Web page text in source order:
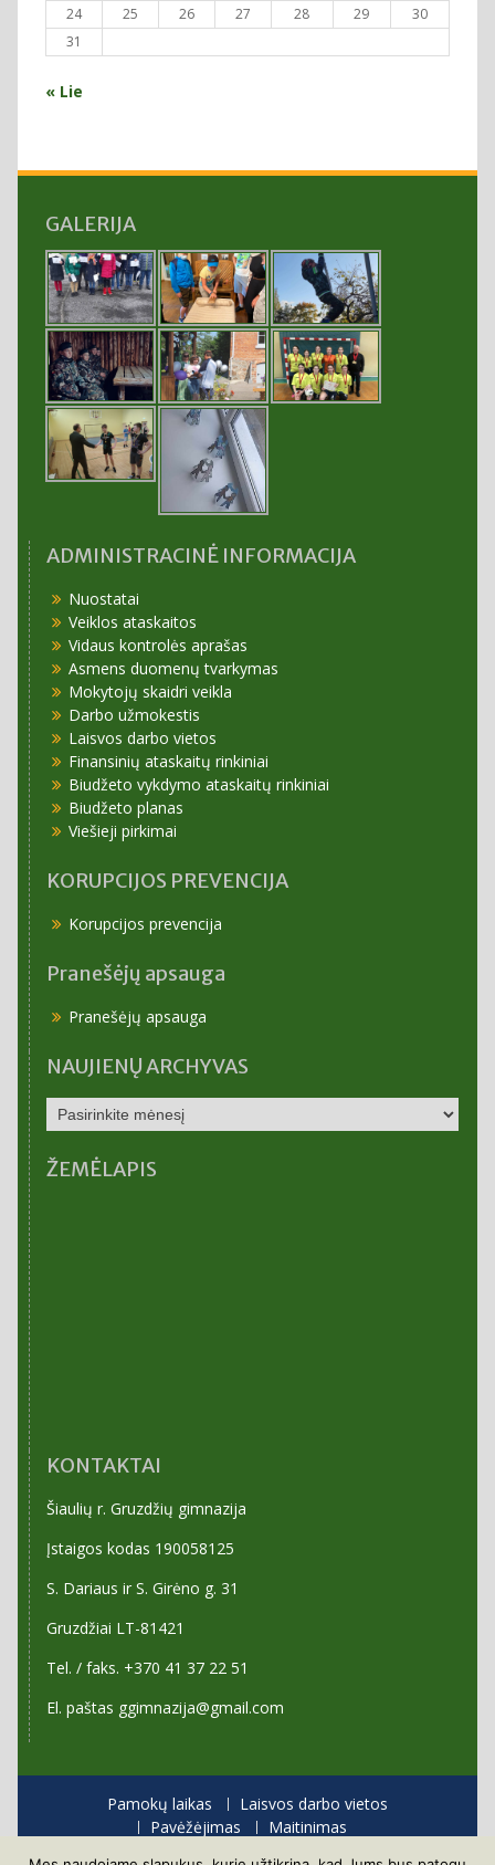
24
25 26 27 28 29
30
31
« Lie
GALERIJA
ADMINISTRACINĖ INFORMACIJA
Nuostatai
Veiklos ataskaitos
Vidaus kontrolės aprašas
Asmens duomenų tvarkymas
Mokytojų skaidri veikla
Darbo užmokestis
Laisvos darbo vietos
Finansinių ataskaitų rinkiniai
Biudžeto vykdymo ataskaitų rinkiniai
Biudžeto planas
Viešieji pirkimai
KORUPCIJOS PREVENCIJA
Korupcijos prevencija
Pranešėjų apsauga
Pranešėjų apsauga
NAUJIENŲ ARCHYVAS
NAUJIENŲ
ARCHYVAS
ŽEMĖLAPIS
KONTAKTAI
Šiaulių r. Gruzdžių gimnazija
Įstaigos kodas 190058125
S. Dariaus ir S. Girėno g. 31
Gruzdžiai LT-81421
Tel. / faks. +370 41 37 22 51
El. paštas ggimnazija@gmail.com
Pamokų laikas
Laisvos darbo vietos
Pavėžėjimas
Maitinimas